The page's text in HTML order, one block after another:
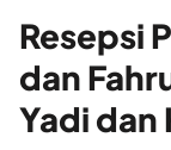
Resepsi
dan
Yadi dan